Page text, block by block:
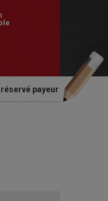
réservé payeur